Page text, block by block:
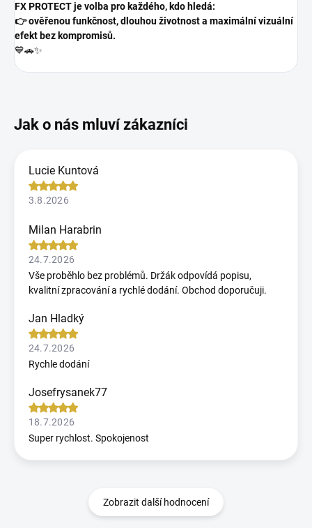
FX PROTECT je volba pro každého, kdo hledá:
👉 ověřenou funkčnost, dlouhou životnost a maximální vizuální
efekt bez kompromisů.
💙🚗✨
Lucie Kuntová
3.8.2026
Milan Harabrin
24.7.2026
Vše proběhlo bez problémů. Držák odpovídá popisu,
kvalitní zpracování a rychlé dodání. Obchod doporučuji.
Jan Hladký
24.7.2026
Rychle dodání
Josefrysanek77
18.7.2026
Super rychlost. Spokojenost
Zobrazit další hodnocení